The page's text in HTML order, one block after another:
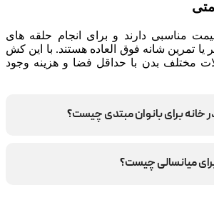
مناسبی دارند و برای انجام حلقه های
تمرین شانه فوق العاده هستند. با این کش
مختلف بدن با حداقل فضا و هزینه وجود
خانه برای بانوان مبتدی چیست؟
میانسالی چیست؟